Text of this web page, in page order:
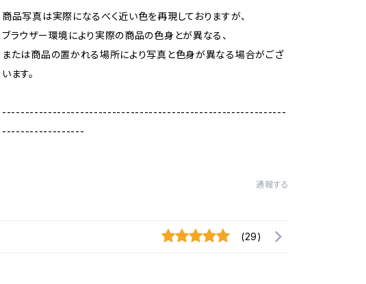
商品写真は実際になるべく近い色を再現しておりますが、
ブラウザー環境により実際の商品の色身とが異なる、
または商品の置かれる場所により写真と色身が異なる場合がござ
います。
--------------------------------------------------------------
------------------
通報する
(29)